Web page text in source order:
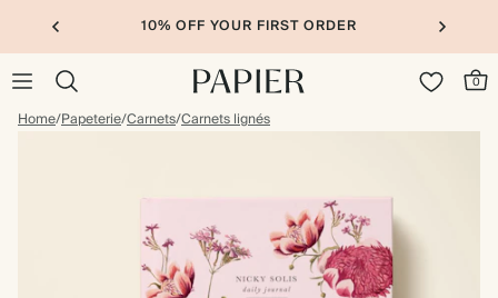
10% OFF YOUR FIRST ORDER
0
Home/Papeterie/Carnets/Carnets lignés